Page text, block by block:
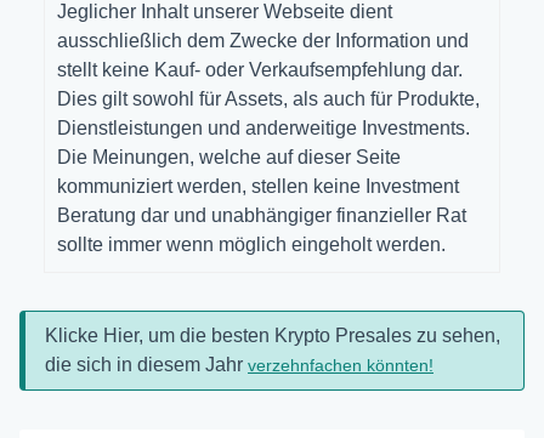
Jeglicher Inhalt unserer Webseite dient
ausschließlich dem Zwecke der Information und
stellt keine Kauf- oder Verkaufsempfehlung dar.
Dies gilt sowohl für Assets, als auch für Produkte,
Dienstleistungen und anderweitige Investments.
Die Meinungen, welche auf dieser Seite
kommuniziert werden, stellen keine Investment
Beratung dar und unabhängiger finanzieller Rat
sollte immer wenn möglich eingeholt werden.
Klicke Hier, um die besten Krypto Presales zu sehen,
die sich in diesem Jahr verzehnfachen könnten!